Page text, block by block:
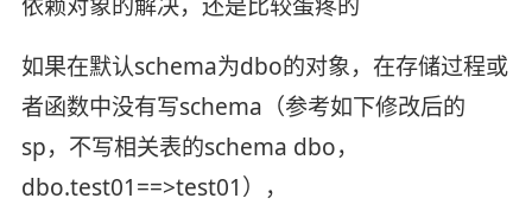
如果在默认schema为dbo的对象，在存储过程或
者函数中没有写schema（参考如下修改后的
sp，不写相关表的schema dbo，
dbo.test01==>test01），